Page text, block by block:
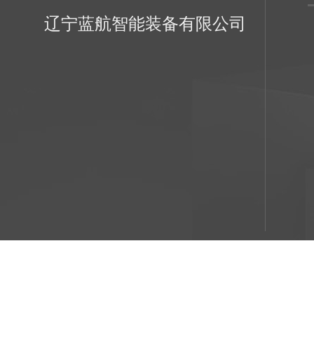
辽宁蓝航智能装备有限公司